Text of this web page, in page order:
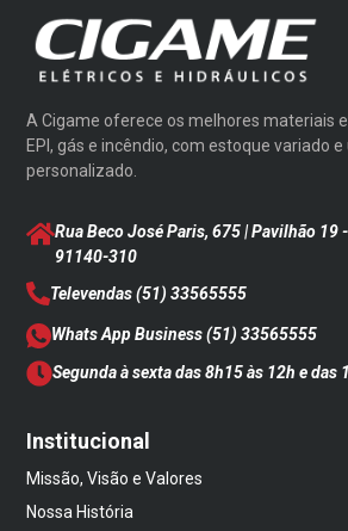
A Cigame oferece os melhores materiais
EPI, gás e incêndio, com estoque variado
personalizado.
Rua Beco José Paris, 675 | Pavilhão 19
91140-310
Televendas(51) 33565555
Whats App Business(51) 33565555
Segunda à sexta das 8h15 às 12h e das
Institucional
Missão, Visão e Valores
Nossa História